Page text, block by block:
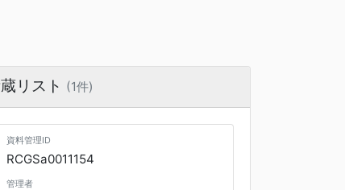
リスト (1件)
資料管理ID
RCGSa0011154
管理者